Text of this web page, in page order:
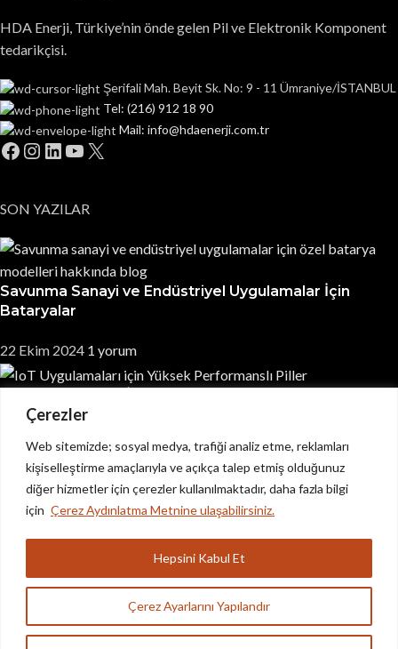
Çerezler
Web sitemizde; sosyal medya, trafiği analiz etme, reklamları
kişiselleştirme amaçlarıyla ve açıkça talep etmiş olduğunuz
diğer hizmetler için çerezler kullanılmaktadır, daha fazla bilgi
için Çerez Aydınlatma Metnine ulaşabilirsiniz.
Çerez Ayarlarını Yapılandır
Hepsini Kabul Et
HDA Enerji, Türkiye’nin önde gelen Pil ve Elektronik Komponent
tedarikçisi.
Şerifali Mah. Beyit Sk. No: 9 - 11 Ümraniye/İSTANBUL
Tel: (216) 912 18 90
Mail: info@hdaenerji.com.tr
SON YAZILAR
Savunma Sanayi ve Endüstriyel Uygulamalar İçin
Bataryalar
22 Ekim 2024 1 yorum
© 2025HDA EnerjiTüm Hakları Saklıdır.
Aradığınız ürünleri bulmak için yazmaya başlayın.